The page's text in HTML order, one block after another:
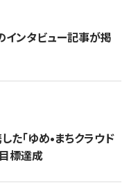
ンタビュー記事が掲
た「ゆめ•まちクラウド
標達成